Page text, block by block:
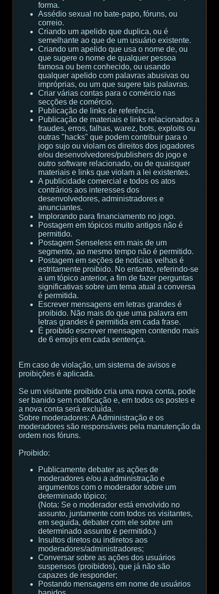
forma.
Assédio sexual no bate-papo, fóruns, ou
correio.
Criando um apelido que duplica, ou é
semelhante ao que de um usuário existente.
Criando um apelido que usa o nome de, ou
que sugere o nome de qualquer pessoa
famosa ou bem conhecido, ou usando
qualquer apelido com palavras abusivas ou
impróprias, ou um que sugere tais palavras.
Criar várias contas para o comércio nas
secções de comércio.
Publicação de links de referência.
Publicação de materiais e links relacionados a
fraudes, erros, falhas, warez, bots, exploits ou
outras "hacks" que podem contribuir para o
jogo sujo ou violam os direitos dos jogadores
e/ou desenvolvedores/publishers do jogo e
outro software relacionado, ou de quaisquer
materiais e links que violam a lei existentes.
A publicidade comercial e todos os atos
contrários aos interesses dos
desenvolvedores, administradores e
anunciantes.
Implorando para financiamento no jogo.
Postagem em tópicos muito antigos não é
permitido.
Postagem Senseless em mais de um
segmento, ao mesmo tempo não é permitido.
Postagem em seções de notícias velhas é
estritamente proibido. No entanto, referindo-se
a um tópico anterior, a fim de fazer perguntas
significativas sobre um tema atual a conversa
é permitida.
Escrever mensagens em letras grandes é
proibido. Não mais do que uma palavra em
letras grandes é permitida em cada frase.
É proibido escrever mensagem contendo mais
de 6 emojis em cada sentença.
Em caso de violação, um sistema de avisos e
proibições é aplicada.
Se um visitante proibido cria uma nova conta, pode
ser banido sem notificação e, em todos os postes e
a nova conta será excluída.
Sobre moderadores: A Administração e os
moderadores são responsáveis ​​pela manutenção da
ordem nos fóruns.
Proibido:
Publicamente debater as ações de
moderadores e/ou a administração e
argumentos com o moderador sobre um
determinado tópico;
(Nota: Se o moderador está envolvido no
assunto, juntamente com todos os visitantes,
em seguida, debater com ele sobre um
determinado assunto é permitido.)
Insultos diretos ou indiretos aos
moderadores/administradores;
Conversar sobre as ações dos usuários
suspensos (proibidos), que já não são
capazes de responder;
Postando mensagens em nome de usuários